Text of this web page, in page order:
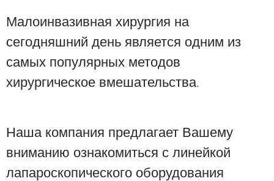
Малоинвазивная хирургия на
сегодняшний день является одним из
самых популярных методов
хирургическое вмешательства.
Наша компания предлагает Вашему
вниманию ознакомиться с линейкой
лапароскопического оборудования